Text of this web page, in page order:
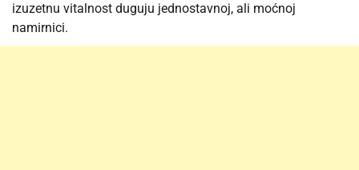
izuzetnu vitalnost duguju jednostavnoj, ali moćnoj
namirnici.